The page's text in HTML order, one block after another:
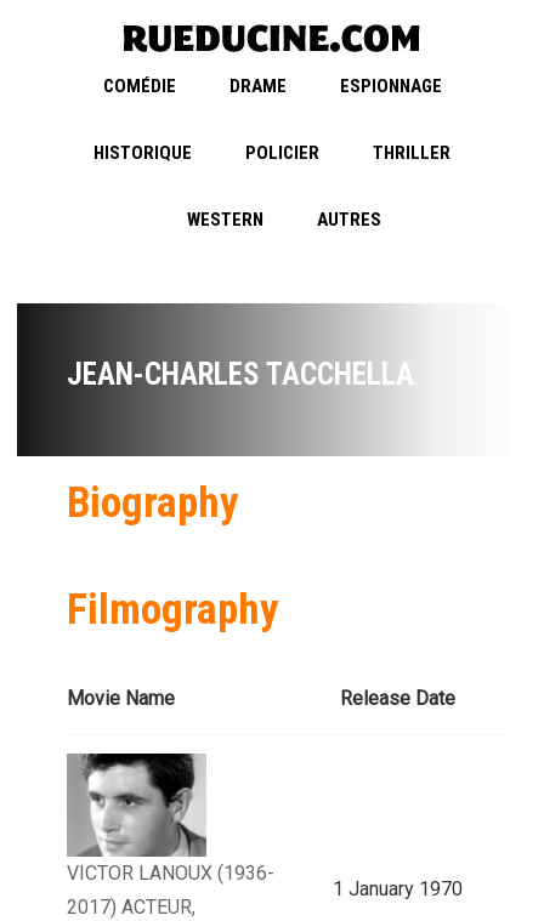
COMÉDIE DRAME ESPIONNAGE
HISTORIQUE POLICIER THRILLER
WESTERN AUTRES
JEAN-CHARLES TACCHELLA
Biography
Filmography
Movie Name Release Date
VICTOR LANOUX (1936-
2017) ACTEUR,
1 January 1970